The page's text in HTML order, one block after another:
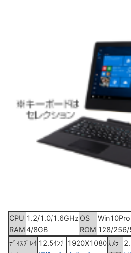
CPU 1.2/1.0/1.6GHz OS Win10Pro
RAM 4/8GB ROM 128/256/
ﾃﾞｨｽﾌﾟﾚｲ 12.5ｲﾝﾁ 1920X1080 ｶﾒﾗ